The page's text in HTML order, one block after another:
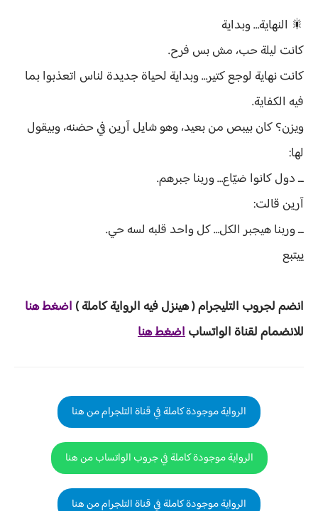
🎇 النهاية… وبداية
كانت ليلة حب، مش بس فرح.
كانت نهاية لوجع كتير… وبداية لحياة جديدة لناس اتعذبوا بما
فيه الكفاية.
ويزن؟ كان بيبص من بعيد، وهو شايل آرين في حضنه، وبيقول
لها:
ــ دول كانوا ضيّاع… وربنا جبرهم.
آرين قالت:
ــ وربنا هيجبر الكل… كل واحد قلبه لسه حي.
ييتبع
انضم لجروب التليجرام ( هينزل فيه الرواية كاملة ) اضغط هنا
للانضمام لقناة الواتساباضغط هنا
الرواية موجودة كاملة في قناة التلجرام من هنا
الرواية موجودة كاملة في جروب الواتساب من هنا
الرواية موجودة كاملة في قناة التلجرام من هنا